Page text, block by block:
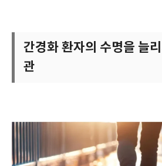
간경화 환자의 수명을 늘
관